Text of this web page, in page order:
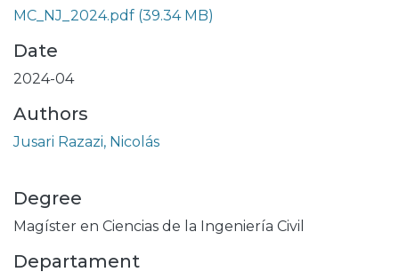
MC_NJ_2024.pdf (39.34 MB)
Date
2024-04
Authors
Jusari Razazi, Nicolás
Degree
Magíster en Ciencias de la Ingeniería Civil
Departament